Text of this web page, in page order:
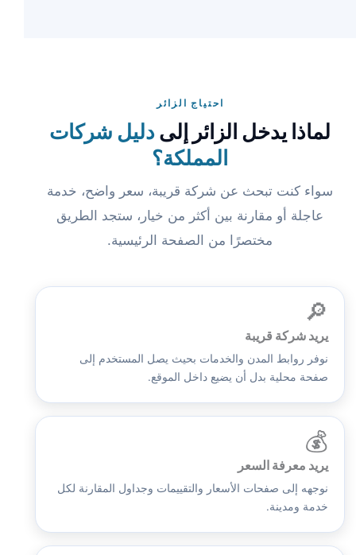
احتياج الزائر
لماذا يدخل الزائر إلىدليل شركات
المملكة؟
سواء كنت تبحث عن شركة قريبة، سعر واضح، خدمة
عاجلة أو مقارنة بين أكثر من خيار، ستجد الطريق
مختصرًا من الصفحة الرئيسية.
🔎
يريد شركة قريبة
نوفر روابط المدن والخدمات بحيث يصل المستخدم إلى
صفحة محلية بدل أن يضيع داخل الموقع.
💰
يريد معرفة السعر
نوجهه إلى صفحات الأسعار والتقييمات وجداول المقارنة لكل
خدمة ومدينة.